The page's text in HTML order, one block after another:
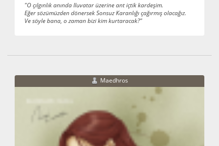
"O çılgınlık anında Iluvatar üzerine ant içtik kardeşim.
Eğer sözümüzden dönersek Sonsuz Karanlığı çağırmış olacağız.
Ve söyle bana, o zaman bizi kim kurtaracak?"
Maedhros